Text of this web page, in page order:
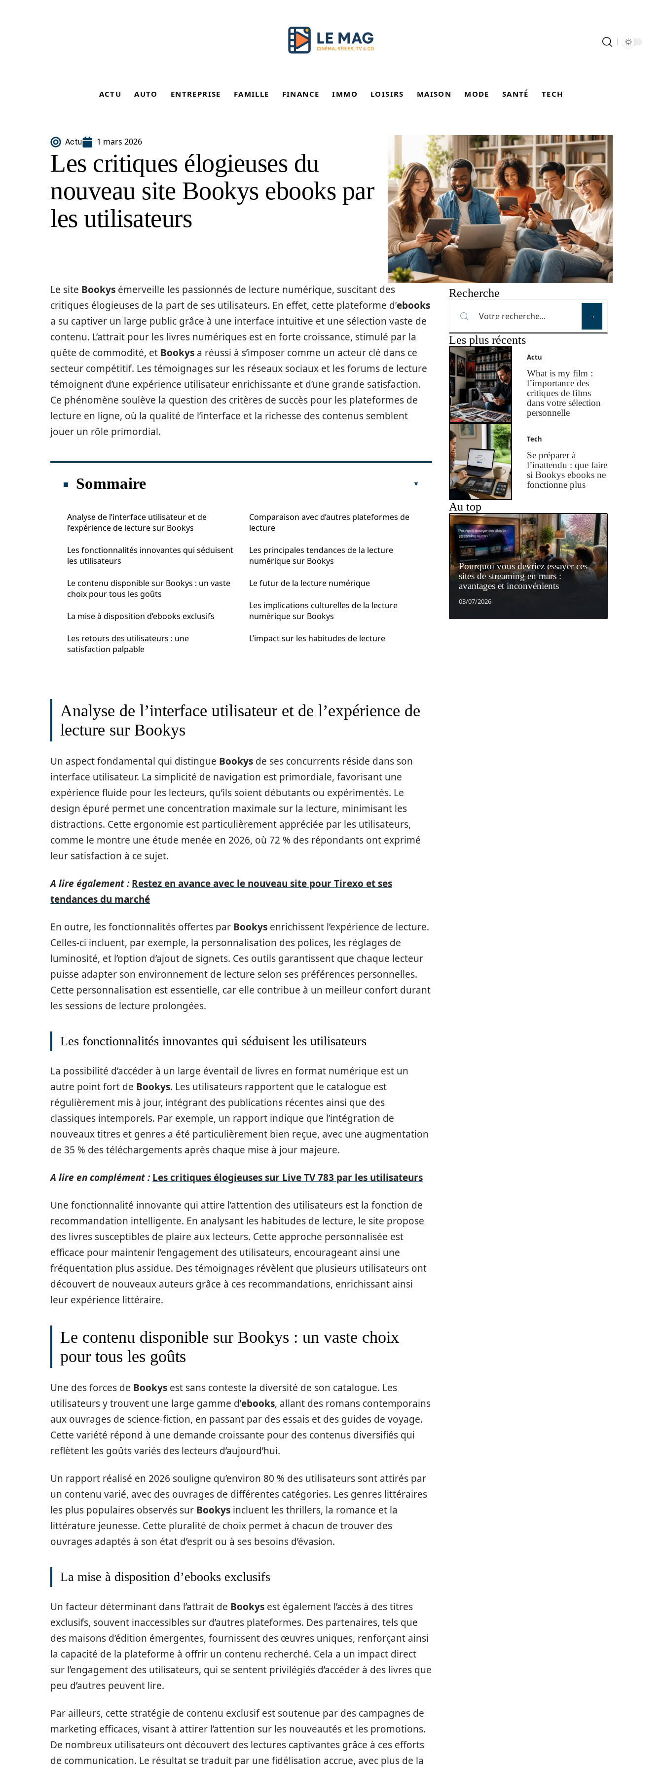
ACTU AUTO ENTREPRISE FAMILLE FINANCE IMMO LOISIRS MAISON MODE SANTÉ TECH
Actu 1 mars 2026
Les critiques élogieuses du
nouveau site Bookys ebooks par
les utilisateurs
Le site Bookys émerveille les passionnés de lecture numérique, suscitant des
critiques élogieuses de la part de ses utilisateurs. En effet, cette plateforme d’ebooks
a su captiver un large public grâce à une interface intuitive et une sélection vaste de
contenu. L’attrait pour les livres numériques est en forte croissance, stimulé par la
quête de commodité, et Bookys a réussi à s’imposer comme un acteur clé dans ce
secteur compétitif. Les témoignages sur les réseaux sociaux et les forums de lecture
témoignent d’une expérience utilisateur enrichissante et d’une grande satisfaction.
Ce phénomène soulève la question des critères de succès pour les plateformes de
lecture en ligne, où la qualité de l’interface et la richesse des contenus semblent
jouer un rôle primordial.
Sommaire
Analyse de l’interface utilisateur et de
l’expérience de lecture sur Bookys
Les fonctionnalités innovantes qui séduisent
les utilisateurs
Le contenu disponible sur Bookys : un vaste
choix pour tous les goûts
La mise à disposition d’ebooks exclusifs
Les retours des utilisateurs : une
satisfaction palpable
Comparaison avec d’autres plateformes de
lecture
Les principales tendances de la lecture
numérique sur Bookys
Le futur de la lecture numérique
Les implications culturelles de la lecture
numérique sur Bookys
L’impact sur les habitudes de lecture
Analyse de l’interface utilisateur et de l’expérience de
lecture sur Bookys
Un aspect fondamental qui distingue Bookys de ses concurrents réside dans son
interface utilisateur. La simplicité de navigation est primordiale, favorisant une
expérience fluide pour les lecteurs, qu’ils soient débutants ou expérimentés. Le
design épuré permet une concentration maximale sur la lecture, minimisant les
distractions. Cette ergonomie est particulièrement appréciée par les utilisateurs,
comme le montre une étude menée en 2026, où 72 % des répondants ont exprimé
leur satisfaction à ce sujet.
A lire également : Restez en avance avec le nouveau site pour Tirexo et ses
tendances du marché
En outre, les fonctionnalités offertes par Bookys enrichissent l’expérience de lecture.
Celles-ci incluent, par exemple, la personnalisation des polices, les réglages de
luminosité, et l’option d’ajout de signets. Ces outils garantissent que chaque lecteur
puisse adapter son environnement de lecture selon ses préférences personnelles.
Cette personnalisation est essentielle, car elle contribue à un meilleur confort durant
les sessions de lecture prolongées.
Les fonctionnalités innovantes qui séduisent les utilisateurs
La possibilité d’accéder à un large éventail de livres en format numérique est un
autre point fort de Bookys. Les utilisateurs rapportent que le catalogue est
régulièrement mis à jour, intégrant des publications récentes ainsi que des
classiques intemporels. Par exemple, un rapport indique que l’intégration de
nouveaux titres et genres a été particulièrement bien reçue, avec une augmentation
de 35 % des téléchargements après chaque mise à jour majeure.
A lire en complément : Les critiques élogieuses sur Live TV 783 par les utilisateurs
Une fonctionnalité innovante qui attire l’attention des utilisateurs est la fonction de
recommandation intelligente. En analysant les habitudes de lecture, le site propose
des livres susceptibles de plaire aux lecteurs. Cette approche personnalisée est
efficace pour maintenir l’engagement des utilisateurs, encourageant ainsi une
fréquentation plus assidue. Des témoignages révèlent que plusieurs utilisateurs ont
découvert de nouveaux auteurs grâce à ces recommandations, enrichissant ainsi
leur expérience littéraire.
Le contenu disponible sur Bookys : un vaste choix
pour tous les goûts
Une des forces de Bookys est sans conteste la diversité de son catalogue. Les
utilisateurs y trouvent une large gamme d’ebooks, allant des romans contemporains
aux ouvrages de science-fiction, en passant par des essais et des guides de voyage.
Cette variété répond à une demande croissante pour des contenus diversifiés qui
reflètent les goûts variés des lecteurs d’aujourd’hui.
Un rapport réalisé en 2026 souligne qu’environ 80 % des utilisateurs sont attirés par
un contenu varié, avec des ouvrages de différentes catégories. Les genres littéraires
les plus populaires observés sur Bookys incluent les thrillers, la romance et la
littérature jeunesse. Cette pluralité de choix permet à chacun de trouver des
ouvrages adaptés à son état d’esprit ou à ses besoins d’évasion.
La mise à disposition d’ebooks exclusifs
Un facteur déterminant dans l’attrait de Bookys est également l’accès à des titres
exclusifs, souvent inaccessibles sur d’autres plateformes. Des partenaires, tels que
des maisons d’édition émergentes, fournissent des œuvres uniques, renforçant ainsi
la capacité de la plateforme à offrir un contenu recherché. Cela a un impact direct
sur l’engagement des utilisateurs, qui se sentent privilégiés d’accéder à des livres que
peu d’autres peuvent lire.
Par ailleurs, cette stratégie de contenu exclusif est soutenue par des campagnes de
marketing efficaces, visant à attirer l’attention sur les nouveautés et les promotions.
De nombreux utilisateurs ont découvert des lectures captivantes grâce à ces efforts
de communication. Le résultat se traduit par une fidélisation accrue, avec plus de la
Recherche
Les plus récents
Actu
What is my film :
l’importance des
critiques de films
dans votre sélection
personnelle
Tech
Se préparer à
l’inattendu : que faire
si Bookys ebooks ne
fonctionne plus
Au top
Pourquoi vous devriez essayer ces
sites de streaming en mars :
avantages et inconvénients
03/07/2026